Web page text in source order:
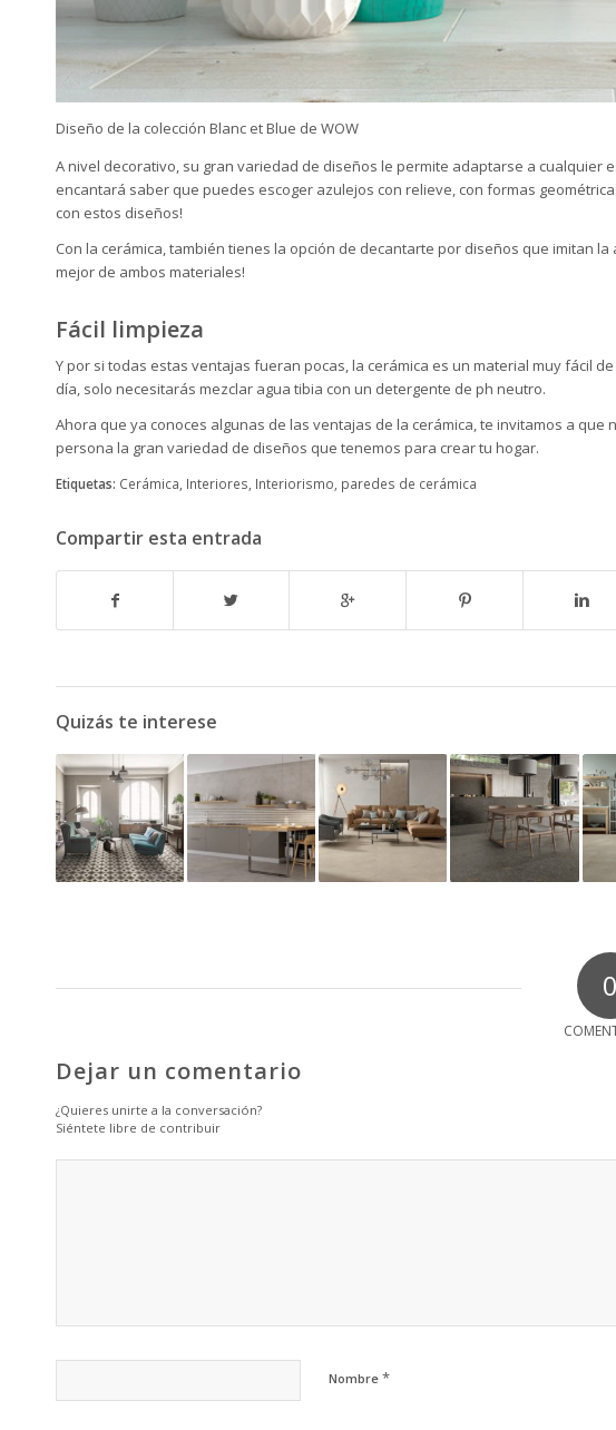
Diseño de la colección Blanc et Blue de WOW
A nivel decorativo, su gran variedad de diseños le permite adaptarse a cualquier
encantará saber que puedes escoger azulejos con relieve, con formas
con estos diseños!
Con la cerámica, también tienes la opción de decantarte por diseños que imitan
mejor de ambos materiales!
Fácil limpieza
Y por si todas estas ventajas fueran pocas, la cerámica es un material muy fácil
día, solo necesitarás mezclar agua tibia con un detergente de ph neutro.
Ahora que ya conoces algunas de las ventajas de la cerámica, te invitamos a que
persona la gran variedad de diseños que tenemos para crear tu hogar.
Etiquetas: Cerámica Interiores Interiorismo paredes de cerámica
Compartir esta entrada
Quizás te interese
0
Dejar un comentario
¿Quieres unirte a la conversación?
Siéntete libre de contribuir
Nombre *